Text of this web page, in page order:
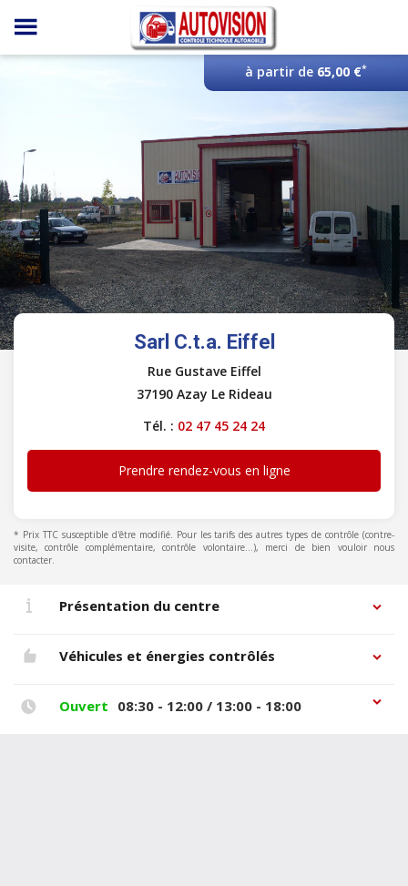
Panneau de gestion des cookies
à partir de 65,00 €*
Sarl C.t.a. Eiffel
Rue Gustave Eiffel
37190 Azay Le Rideau
Tél. : 02 47 45 24 24
Prendre rendez-vous en ligne
* Prix TTC susceptible d'être modifié. Pour les tarifs des autres types de contrôle (contre-
visite, contrôle complémentaire, contrôle volontaire...), merci de bien vouloir nous
contacter.
Présentation du centre
Véhicules et énergies contrôlés
Ouvert 08:30 - 12:00 / 13:00 - 18:00